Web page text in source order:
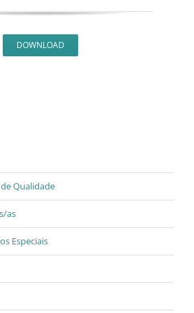
DOWNLOAD
Qualidade
as
Especiais